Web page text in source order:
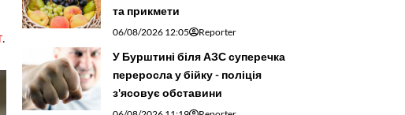
та прикмети
06/08/2026 12:05 Reporter
У Бурштині біля АЗС суперечка
переросла у бійку - поліція
з'ясовує обставини